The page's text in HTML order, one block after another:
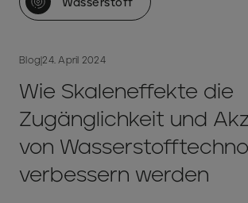
Wasserstoff
Blog |24. April 2024
Wie Skaleneffekte die
Zugänglichkeit und
von
verbessern werden